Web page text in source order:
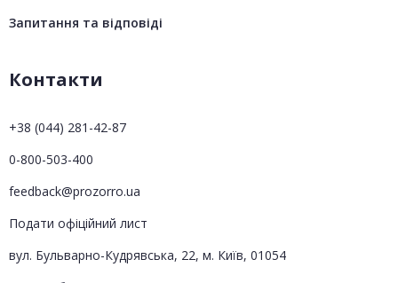
Запитання та відповіді
Контакти
+38 (044) 281-42-87
0-800-503-400
feedback@prozorro.ua
Подати офіційний лист
вул. Бульварно-Кудрявська, 22, м. Київ, 01054